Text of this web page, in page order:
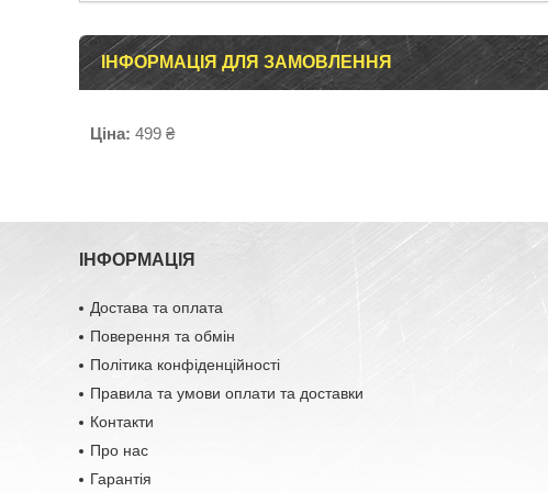
ІНФОРМАЦІЯ ДЛЯ ЗАМОВЛЕННЯ
Ціна: 499 ₴
ІНФОРМАЦІЯ
Достава та оплата
Поверення та обмін
Політика конфіденційності
Правила та умови оплати та доставки
Контакти
Про нас
Гарантія